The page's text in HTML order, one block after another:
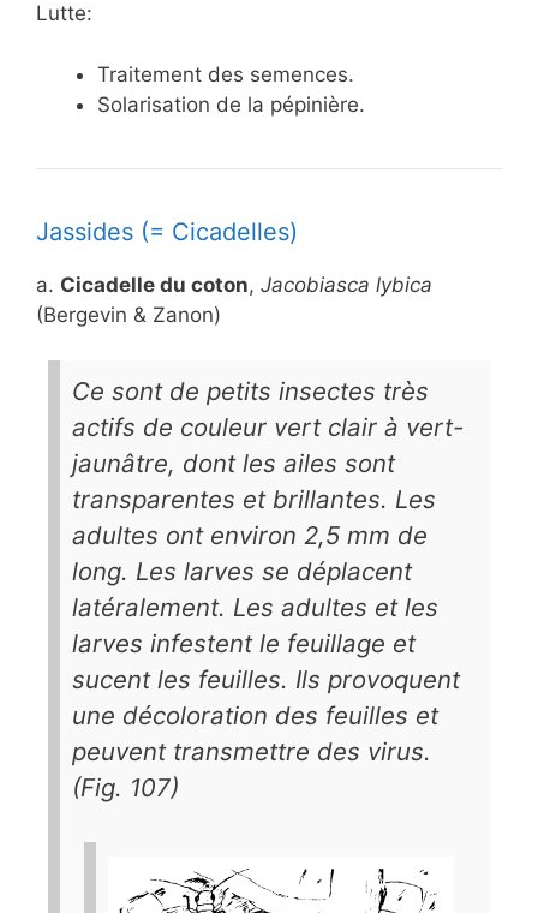
Lutte:
Traitement des semences.
Solarisation de la pépinière.
Jassides (= Cicadelles)
a. Cicadelle du coton, Jacobiasca lybica
(Bergevin & Zanon)
Ce sont de petits insectes très
actifs de couleur vert clair à vert-
jaunâtre, dont les ailes sont
transparentes et brillantes. Les
adultes ont environ 2,5 mm de
long. Les larves se déplacent
latéralement. Les adultes et les
larves infestent le feuillage et
sucent les feuilles. Ils provoquent
une décoloration des feuilles et
peuvent transmettre des virus.
(Fig. 107)